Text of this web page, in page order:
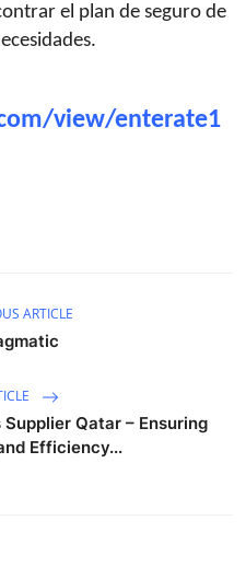
el plan de seguro de
view/enterate1
ARTICLE
Qatar – Ensuring
Efficiency...